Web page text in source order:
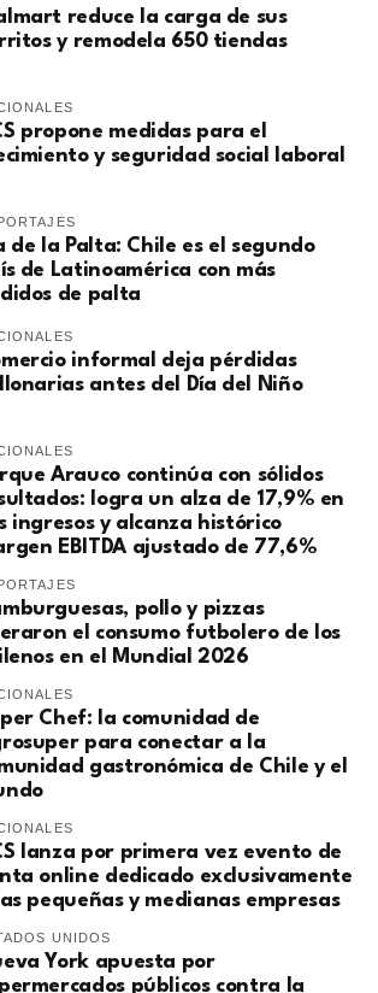
reduce la carga de sus
y remodela 650 tiendas
propone medidas para el
y seguridad social laboral
de la Palta: Chile es el segundo
de Latinoamérica con más
de palta
informal deja pérdidas
antes del Día del Niño
Arauco continúa con sólidos
logra un alza de 17,9% en
ingresos y alcanza histórico
EBITDA ajustado de 77,6%
pollo y pizzas
el consumo futbolero de los
en el Mundial 2026
Chef: la comunidad de
para conectar a la
gastronómica de Chile y el
lanza por primera vez evento de
online dedicado exclusivamente
pequeñas y medianas empresas
UNIDOS
York apuesta por
públicos contra la